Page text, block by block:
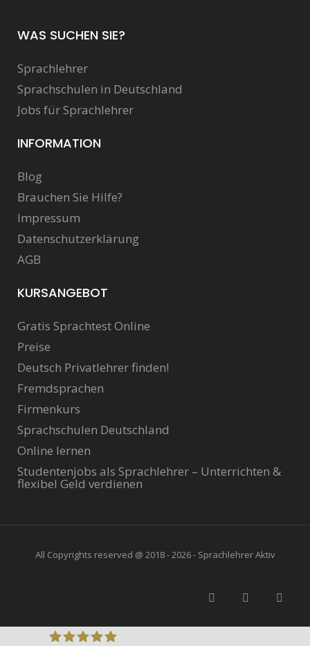
WAS SUCHEN SIE?
Sprachlehrer
Sprachschulen in Deutschland
Jobs für Sprachlehrer
INFORMATION
Blog
Brauchen Sie Hilfe?
Impressum
Datenschutzerklärung
AGB
KURSANGEBOT
Gratis Sprachtest Online
Preise
Deutsch Privatlehrer finden!
Fremdsprachen
Firmenkurs
Sprachschulen Deutschland
Online lernen
Studentenjobs als Sprachlehrer – Unterrichten &
flexibel Geld verdienen
All Copyrights reserved @ 2018 - 2026 - Sprachlehrer Aktiv